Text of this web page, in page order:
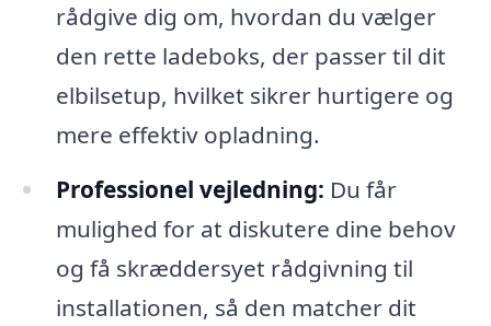
rådgive dig om, hvordan du vælger
den rette ladeboks, der passer til dit
elbilsetup, hvilket sikrer hurtigere og
mere effektiv opladning.
Professionel vejledning: Du får
mulighed for at diskutere dine behov
og få skræddersyet rådgivning til
installationen, så den matcher dit